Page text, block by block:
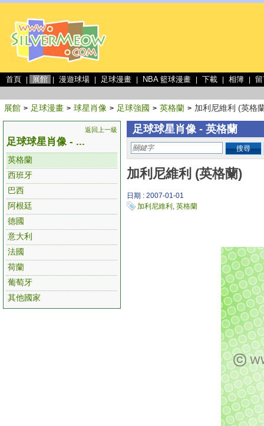
首頁 展館 漫遊球場 足球漫畫 NBA 籃球漫畫 下載 相簿
展館 > 足球漫畫 > 球星肖像 > 足球強國 > 英格蘭 > 加利尼維利 (英格
返回上一級
足球球星肖像 - ...
英格蘭
西班牙
巴西
阿根廷
德國
意大利
法國
荷蘭
葡萄牙
其他國家
足球球星肖像 - 英格蘭
搜尋
加利尼維利 (英格蘭)
日期 : 2007-01-01
加利尼維利 , 英格蘭